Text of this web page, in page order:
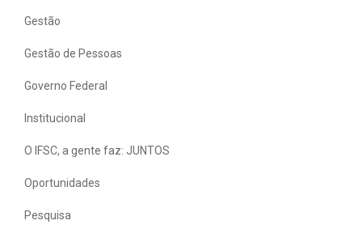
Gestão
Gestão de Pessoas
Governo Federal
Institucional
O IFSC, a gente faz: JUNTOS
Oportunidades
Pesquisa